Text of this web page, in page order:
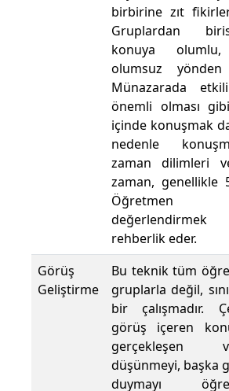
birbirine zıt
Gruplardan
konuya
olumsuz yönden
Münazarada
önemli olması
içinde konuşmak
nedenle
zaman dilimleri
zaman, genellikle
Öğretmen
rehberlik eder.
Görüş
Geliştirme
Bu teknik tüm
gruplarla değil,
bir çalışmadır.
görüş içeren
gerçekleşen
düşünmeyi, başka
duymayı